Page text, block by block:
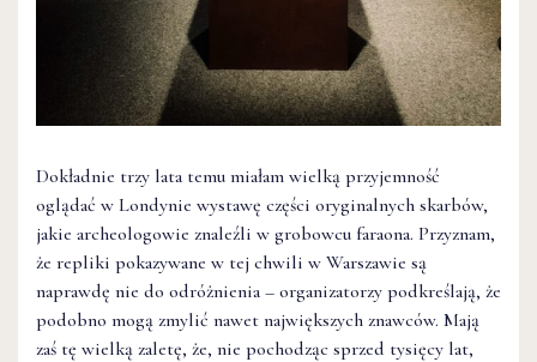
Dokładnie trzy lata temu miałam wielką przyjemność
oglądać w Londynie wystawę części oryginalnych skarbów,
jakie archeologowie znaleźli w grobowcu faraona. Przyznam,
że repliki pokazywane w tej chwili w Warszawie są
naprawdę nie do odróżnienia – organizatorzy podkreślają, że
podobno mogą zmylić nawet największych znawców. Mają
zaś tę wielką zaletę, że, nie pochodząc sprzed tysięcy lat,